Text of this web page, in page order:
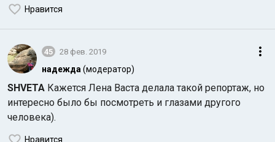
Нравится
45 28 фев. 2019
надежда (модератор)
SHVETA Кажется Лена Васта делала такой репортаж, но
интересно было бы посмотреть и глазами другого
человека).
Нравится